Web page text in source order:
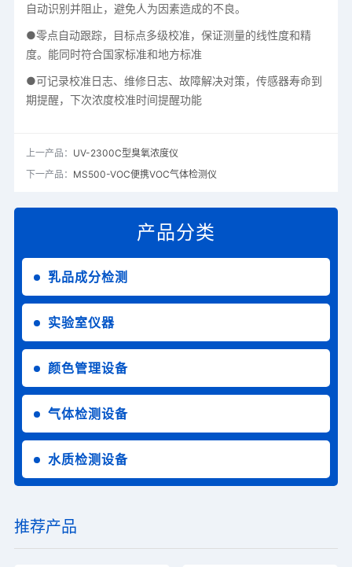
产品分类
乳品成分检测
实验室仪器
颜色管理设备
气体检测设备
水质检测设备
自动识别并阻止，避免人为因素造成的不良。
●零点自动跟踪，目标点多级校准，保证测量的线性度和精
度。能同时符合国家标准和地方标准
●可记录校准日志、维修日志、故障解决对策，传感器寿命到
期提醒，下次浓度校准时间提醒功能
上一产品： UV-2300C型臭氧浓度仪
下一产品： MS500-VOC便携VOC气体检测仪
推荐产品